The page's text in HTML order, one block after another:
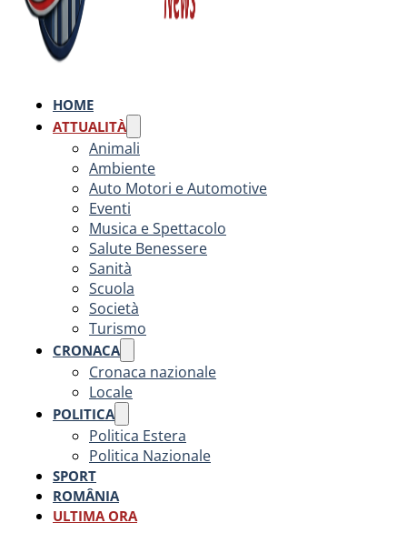
HOME
ATTUALITÀ
Animali
Ambiente
Auto Motori e Automotive
Eventi
Musica e Spettacolo
Salute Benessere
Sanità
Scuola
Società
Turismo
CRONACA
Cronaca nazionale
Locale
POLITICA
Politica Estera
Politica Nazionale
SPORT
ROMÂNIA
ULTIMA ORA